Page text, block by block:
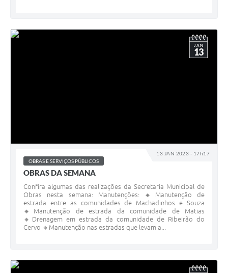
13 JAN 2023 - 17h17
JAN
13
OBRAS E SERVIÇOS PÚBLICOS
OBRAS DA SEMANA
Confira algumas das realizações da Secretaria Municipal de
Obras nesta semana: Manutenções: 🔸Manutenção de
estrada entre as comunidades de Machadinhos e Souza
🔸Manutenção de estrada da comunidade de Matias
🔸Drenagem em estrada da comunidade de Ribeirão do
Cervo 🔸Manutenção nas estradas que levam a...